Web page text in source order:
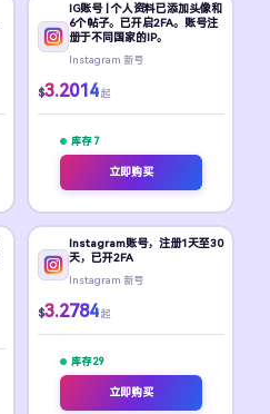
IG账号 | 个人资料已添加头像和
6个帖子。已开启2FA。账号注
册于不同国家的IP。
Instagram 新号
$3.2014 起
库存 7
立即购买
Instagram账号，注册1天至30
天，已开2FA
Instagram 新号
$3.2784 起
库存 29
立即购买